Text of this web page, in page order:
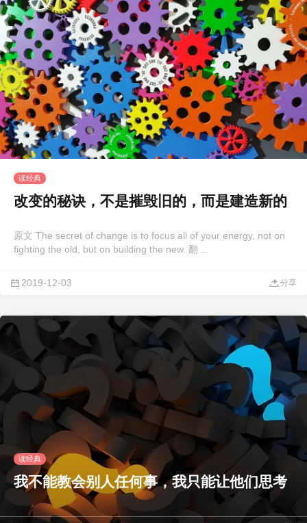
读经典
改变的秘诀，不是摧毁旧的，而是建造新的
原文 The secret of change is to focus all of your energy, not on
fighting the old, but on building the new. 翻 ...
2019-12-03 分享
读经典
我不能教会别人任何事，我只能让他们思考